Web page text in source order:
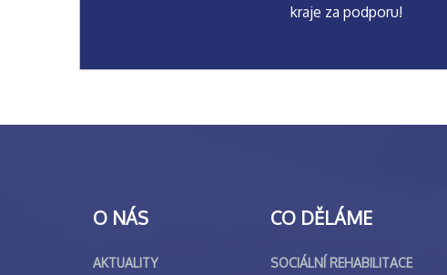
kraje za podporu!
O NÁS
AKTUALITY
CO DĚLÁME
SOCIÁLNÍ REHABILITACE